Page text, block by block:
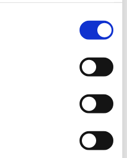
etterspørre miljø